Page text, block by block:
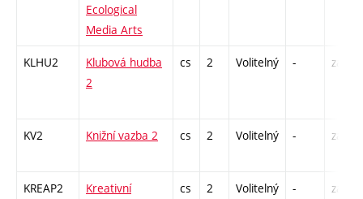
Ecological
Media Arts
KLHU2
Klubová hudba
2
cs 2 Volitelný - zá
KV2 Knižní vazba 2 cs 2 Volitelný - zá
KREAP2
Kreativní
cs 2 Volitelný - zá